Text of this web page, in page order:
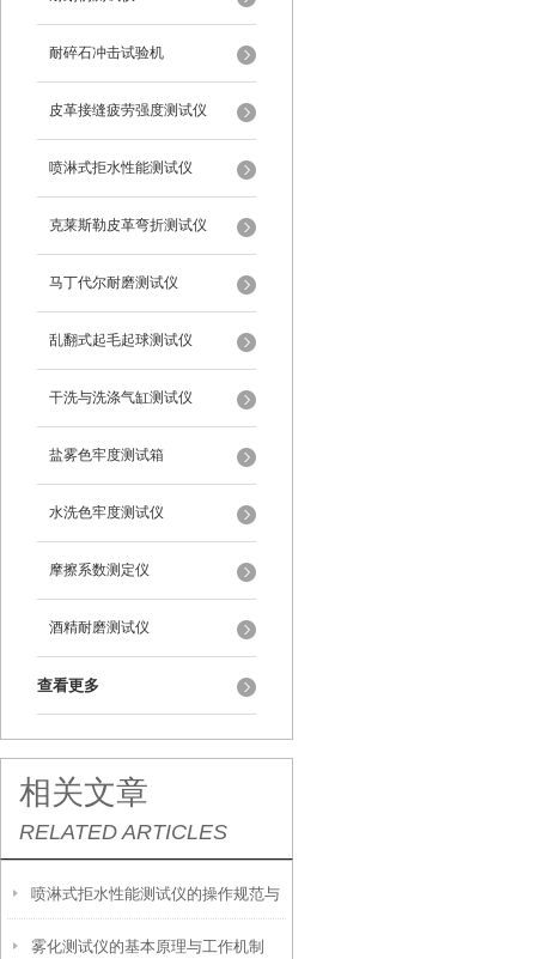
耐碎石冲击试验机
皮革接缝疲劳强度测试仪
喷淋式拒水性能测试仪
克莱斯勒皮革弯折测试仪
马丁代尔耐磨测试仪
乱翻式起毛起球测试仪
干洗与洗涤气缸测试仪
盐雾色牢度测试箱
水洗色牢度测试仪
摩擦系数测定仪
酒精耐磨测试仪
查看更多
相关文章
RELATED ARTICLES
喷淋式拒水性能测试仪的操作规范与
应用指南
雾化测试仪的基本原理与工作机制